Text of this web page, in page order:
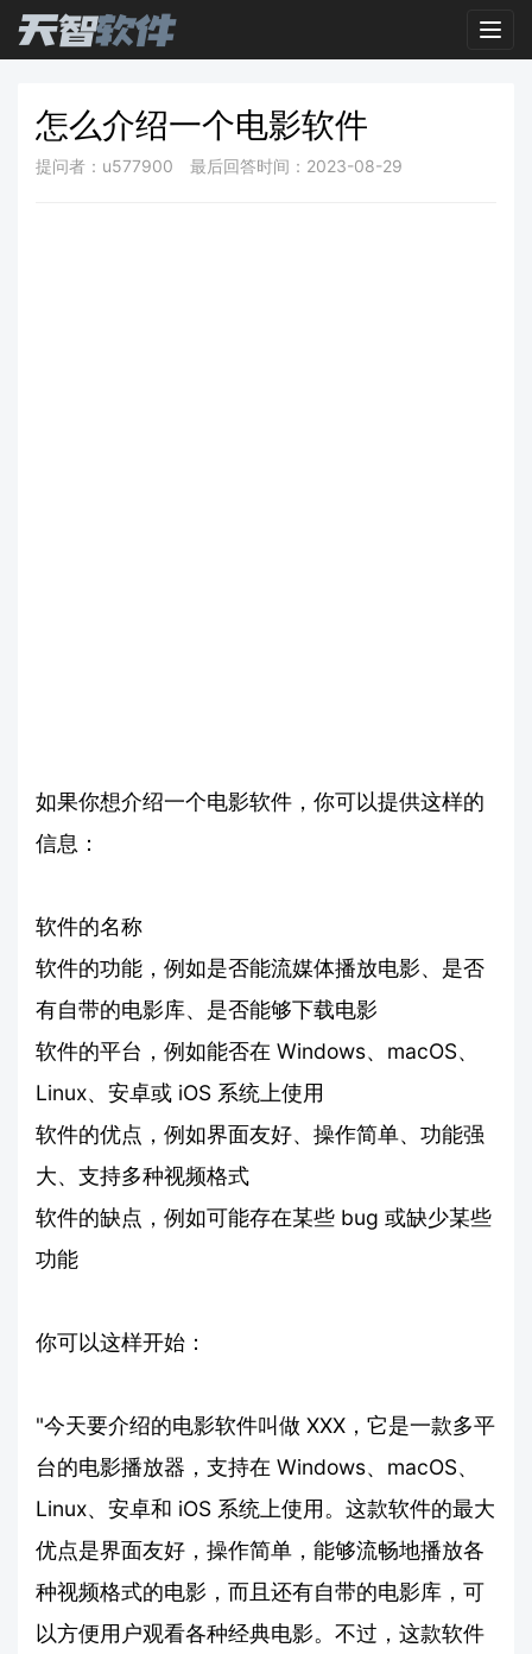
怎么介绍一个电影软件
提问者：u577900 最后回答时间：2023-08-29
如果你想介绍一个电影软件，你可以提供这样的
信息：
软件的名称
软件的功能，例如是否能流媒体播放电影、是否
有自带的电影库、是否能够下载电影
软件的平台，例如能否在 Windows、macOS、
Linux、安卓或 iOS 系统上使用
软件的优点，例如界面友好、操作简单、功能强
大、支持多种视频格式
软件的缺点，例如可能存在某些 bug 或缺少某些
功能
你可以这样开始：
"今天要介绍的电影软件叫做 XXX，它是一款多平
台的电影播放器，支持在 Windows、macOS、
Linux、安卓和 iOS 系统上使用。这款软件的最大
优点是界面友好，操作简单，能够流畅地播放各
种视频格式的电影，而且还有自带的电影库，可
以方便用户观看各种经典电影。不过，这款软件